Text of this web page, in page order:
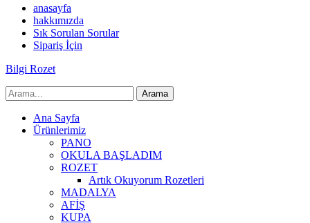
anasayfa
hakkımızda
Sık Sorulan Sorular
Sipariş İçin
Bilgi Rozet
Ana Sayfa
Ürünlerimiz
PANO
OKULA BAŞLADIM
ROZET
Artık Okuyorum Rozetleri
MADALYA
AFİŞ
KUPA